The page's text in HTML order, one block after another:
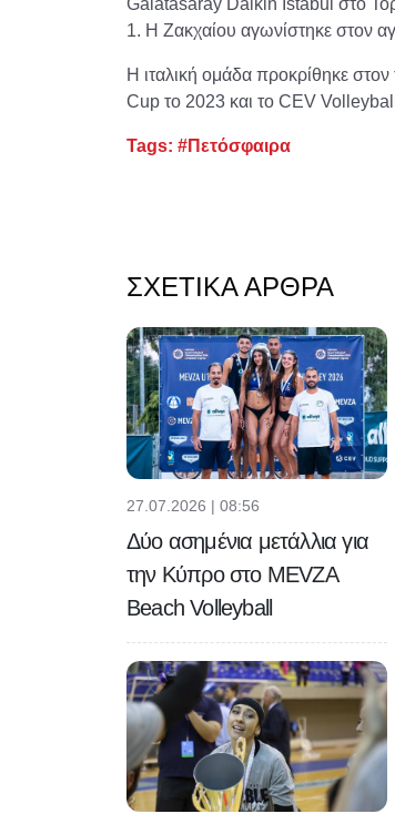
1. Η Ζακχαίου αγωνίστηκε στον
H ιταλική ομάδα προκρίθηκε
Cup το 2023 και το CEV
Tags: #Πετόσφαιρα
ΣΧΕΤΙΚΆ ΆΡΘΡΑ
27.07.2026 | 08:56
Δύο ασημένια μετάλλια για
την Κύπρο στο MEVZA
Beach Volleyball